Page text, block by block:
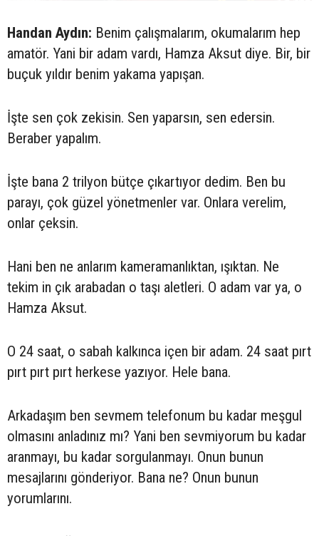
Handan Aydın: Benim çalışmalarım, okumalarım hep
amatör. Yani bir adam vardı, Hamza Aksut diye. Bir, bir
buçuk yıldır benim yakama yapışan.
İşte sen çok zekisin. Sen yaparsın, sen edersin.
Beraber yapalım.
İşte bana 2 trilyon bütçe çıkartıyor dedim. Ben bu
parayı, çok güzel yönetmenler var. Onlara verelim,
onlar çeksin.
Hani ben ne anlarım kameramanlıktan, ışıktan. Ne
tekim in çık arabadan o taşı aletleri. O adam var ya, o
Hamza Aksut.
O 24 saat, o sabah kalkınca içen bir adam. 24 saat pırt
pırt pırt pırt herkese yazıyor. Hele bana.
Arkadaşım ben sevmem telefonum bu kadar meşgul
olmasını anladınız mı? Yani ben sevmiyorum bu kadar
aranmayı, bu kadar sorgulanmayı. Onun bunun
mesajlarını gönderiyor. Bana ne? Onun bunun
yorumlarını.